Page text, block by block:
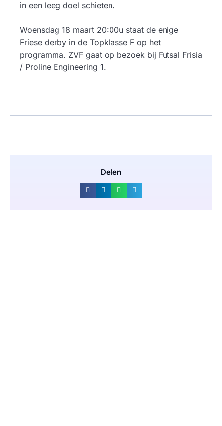
in een leeg doel schieten.
Woensdag 18 maart 20:00u staat de enige
Friese derby in de Topklasse F op het
programma. ZVF gaat op bezoek bij Futsal Frisia
/ Proline Engineering 1.
Delen